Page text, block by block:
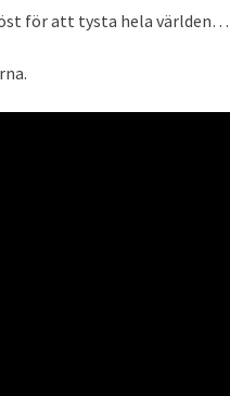
för att tysta hela